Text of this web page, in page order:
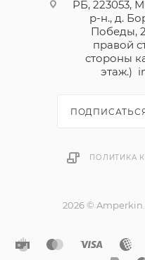
РБ, 223053,
р-н., д.
Победы,
правой
стороны
этаж.)
ПОЛИТИКА
2026 ©